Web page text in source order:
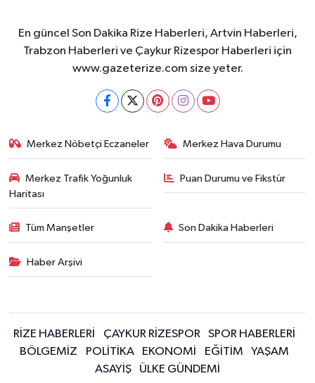
En güncel Son Dakika Rize Haberleri, Artvin Haberleri,
Trabzon Haberleri ve Çaykur Rizespor Haberleri için
www.gazeterize.com size yeter.
Merkez Nöbetçi Eczaneler Merkez Hava Durumu
Merkez Trafik Yoğunluk
Haritası
Puan Durumu ve Fikstür
Tüm Manşetler Son Dakika Haberleri
Haber Arşivi
RİZE HABERLERİ ÇAYKUR RİZESPOR
SPOR HABERLERİ
BÖLGEMİZ
POLİTİKA EKONOMİ EĞİTİM
YAŞAM
ASAYİŞ
ÜLKE GÜNDEMİ